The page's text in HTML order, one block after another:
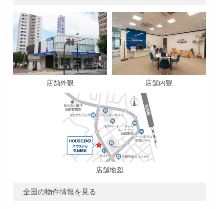
店舗外観 店舗内観
店舗地図
全国の物件情報を見る